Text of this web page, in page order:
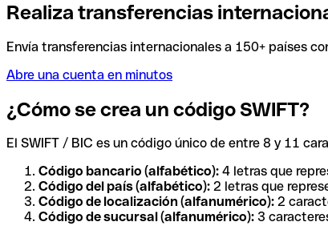
Realiza transferencias
Envía transferencias internacionales a 150+ países
Abre una cuenta en minutos
¿Cómo se crea un código SWIFT?
El SWIFT / BIC es un código único de entre 8 y 11
Código bancario (alfabético): 4 letras que
Código del país (alfabético): 2 letras que
Código de localización (alfanumérico): 2
Código de sucursal (alfanumérico): 3